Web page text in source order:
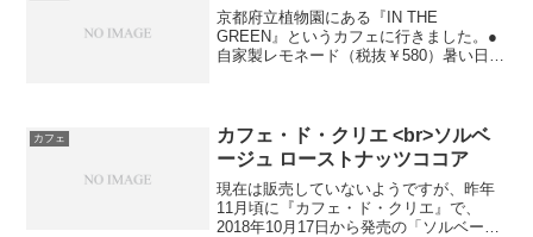
京都府立植物園にある『IN THE
GREEN』というカフェに行きました。●
自家製レモネード（税抜￥580）暑い日に
厚なガトー...
カフェ
カフェ・ド・クリエ <br>ソルベ
ージュ ローストナッツココア
現在は販売していないようですが、昨年
11月頃に『カフェ・ド・クリエ』で、
2018年10月17日から発売の「ソルベージ